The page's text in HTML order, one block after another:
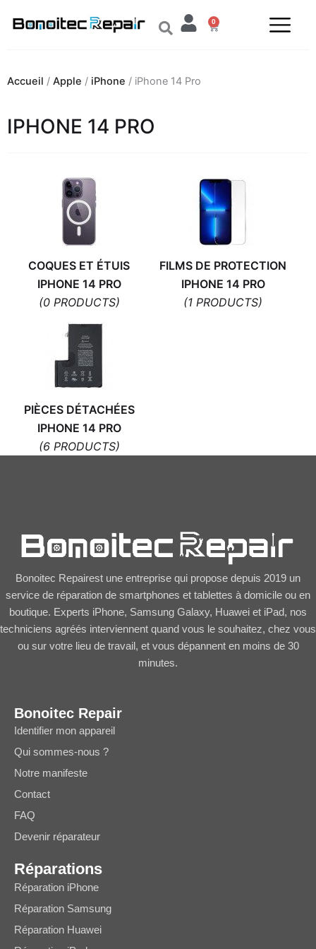
0
Panier
Accueil / Apple / iPhone / iPhone 14 Pro
IPHONE 14 PRO
COQUES ET ÉTUIS
IPHONE 14 PRO
(0 PRODUCTS)
FILMS DE PROTECTION
IPHONE 14 PRO
(1 PRODUCTS)
PIÈCES DÉTACHÉES
IPHONE 14 PRO
(6 PRODUCTS)
Bonoitec Repairest une entreprise qui propose depuis 2019 un
service de réparation de smartphones et tablettes à domicile ou en
boutique. Experts iPhone, Samsung Galaxy, Huawei et iPad, nos
techniciens agréés interviennent quand vous le souhaitez, chez vous
ou sur votre lieu de travail, et vous dépannent en moins de 30
minutes.
Bonoitec Repair
Identifier mon appareil
Qui sommes-nous ?
Notre manifeste
Contact
FAQ
Devenir réparateur
Réparations
Réparation iPhone
Réparation Samsung
Réparation Huawei